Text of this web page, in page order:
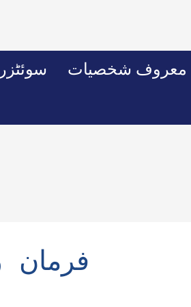
معروف شخصیات